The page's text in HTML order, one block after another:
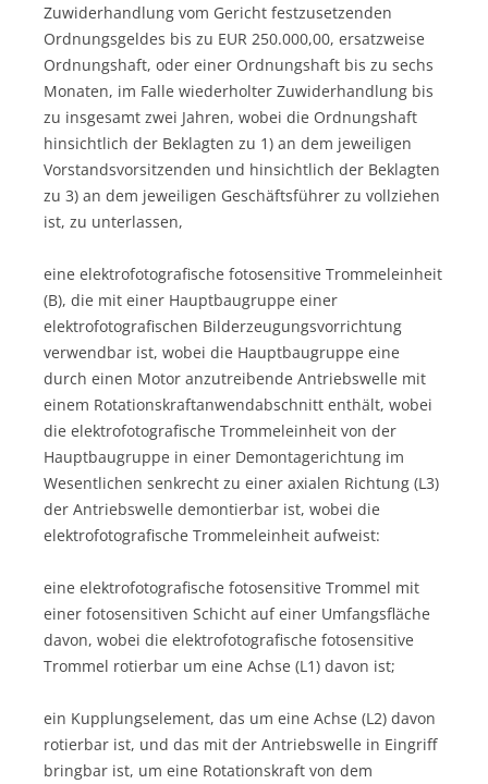
Zuwiderhandlung vom Gericht festzusetzenden
Ordnungsgeldes bis zu EUR 250.000,00, ersatzweise
Ordnungshaft, oder einer Ordnungshaft bis zu sechs
Monaten, im Falle wiederholter Zuwiderhandlung bis
zu insgesamt zwei Jahren, wobei die Ordnungshaft
hinsichtlich der Beklagten zu 1) an dem jeweiligen
Vorstandsvorsitzenden und hinsichtlich der Beklagten
zu 3) an dem jeweiligen Geschäftsführer zu vollziehen
ist, zu unterlassen,
eine elektrofotografische fotosensitive Trommeleinheit
(B), die mit einer Hauptbaugruppe einer
elektrofotografischen Bilderzeugungsvorrichtung
verwendbar ist, wobei die Hauptbaugruppe eine
durch einen Motor anzutreibende Antriebswelle mit
einem Rotationskraftanwendabschnitt enthält, wobei
die elektrofotografische Trommeleinheit von der
Hauptbaugruppe in einer Demontagerichtung im
Wesentlichen senkrecht zu einer axialen Richtung (L3)
der Antriebswelle demontierbar ist, wobei die
elektrofotografische Trommeleinheit aufweist:
eine elektrofotografische fotosensitive Trommel mit
einer fotosensitiven Schicht auf einer Umfangsfläche
davon, wobei die elektrofotografische fotosensitive
Trommel rotierbar um eine Achse (L1) davon ist;
ein Kupplungselement, das um eine Achse (L2) davon
rotierbar ist, und das mit der Antriebswelle in Eingriff
bringbar ist, um eine Rotationskraft von dem